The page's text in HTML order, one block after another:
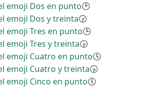
emoji Dos en punto🕑
emoji Dos y treinta🕝
emoji Tres en punto🕒
emoji Tres y treinta🕞
emoji Cuatro en punto🕓
emoji Cuatro y treinta🕟
emoji Cinco en punto🕔